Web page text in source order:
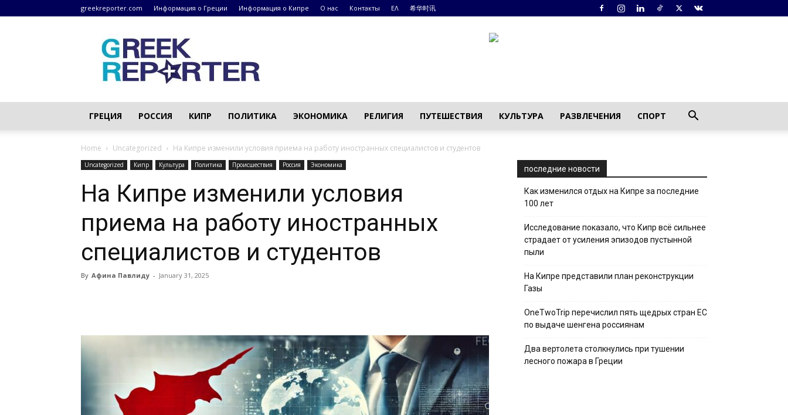
greekreporter.com Информация о Греции Информация о Кипре О нас Контакты ΕΛ 希华时讯
Греческие
новости
–
greekreporter.com
ГРЕЦИЯ РОССИЯ КИПР ПОЛИТИКА ЭКОНОМИКА РЕЛИГИЯ ПУТЕШЕСТВИЯ КУЛЬТУРА РАЗВЛЕЧЕНИЯ СПОРТ
Home Uncategorized На Кипре изменили условия приема на работу иностранных специалистов и студентов
Uncategorized Кипр Культура Политика Происшествия Россия Экономика
На Кипре изменили условия
приема на работу иностранных
специалистов и студентов
By Афина Павлиду - January 31, 2025
последние новости
Как изменился отдых на Кипре за последние
100 лет
Исследование показало, что Кипр всё сильнее
страдает от усиления эпизодов пустынной
пыли
На Кипре представили план реконструкции
Газы
OneTwoTrip перечислил пять щедрых стран ЕС
по выдаче шенгена россиянам
Два вертолета столкнулись при тушении
лесного пожара в Греции